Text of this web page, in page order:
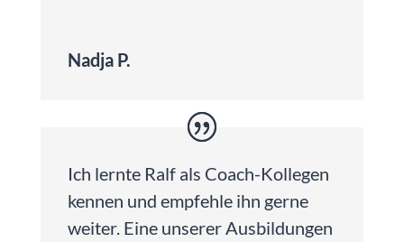
Nadja P.
Ich lernte Ralf als Coach-Kollegen
kennen und empfehle ihn gerne
weiter. Eine unserer Ausbildungen